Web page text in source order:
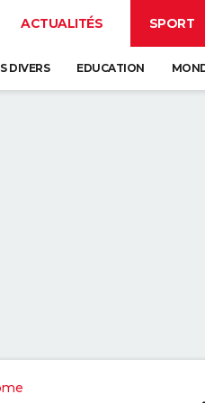
ACTUALITÉS SPORT
DIVERS EDUCATION